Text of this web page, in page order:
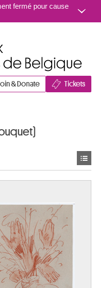
au contenu
fermé pour cause
& Donate Tickets